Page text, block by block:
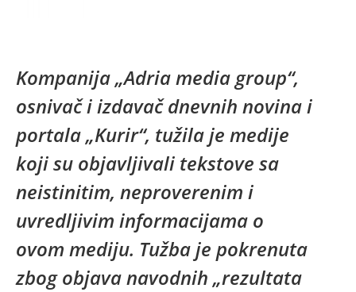
Kompanija „Adria media group“,
osnivač i izdavač dnevnih novina i
portala „Kurir“, tužila je medije
koji su objavljivali tekstove sa
neistinitim, neproverenim i
uvredljivim informacijama o
ovom mediju. Tužba je pokrenuta
zbog objava navodnih „rezultata